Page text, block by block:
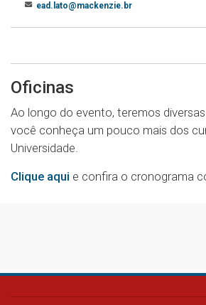
ead.lato@mackenzie.br
Oficinas
Ao longo do evento, teremos
você conheça um pouco mais dos
Universidade.
Clique aqui e confira o cronograma